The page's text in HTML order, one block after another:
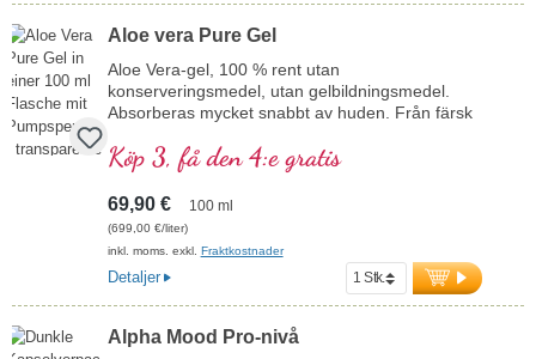
mer information om omega-3 algolja
Aloe vera Pure Gel
Aloe Vera-gel, 100 % rent utan
konserveringsmedel, utan gelbildningsmedel.
Absorberas mycket snabbt av huden. Från färsk
Köp 3, få den 4:e gratis
69,90 € 100 ml
(699,00 €/liter)
inkl. moms. exkl. Fraktkostnader
Detaljer
Alpha Mood Pro-nivå